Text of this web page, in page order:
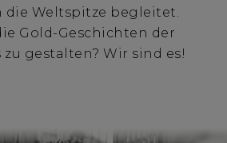
die Weltspitze begleitet.
Gold-Geschichten der
gestalten? Wir sind es!